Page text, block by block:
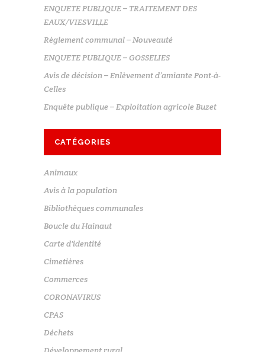
ENQUETE PUBLIQUE – TRAITEMENT DES
EAUX/VIESVILLE
Règlement communal – Nouveauté
ENQUETE PUBLIQUE – GOSSELIES
Avis de décision – Enlèvement d’amiante Pont-à-
Celles
Enquête publique – Exploitation agricole Buzet
CATÉGORIES
Animaux
Avis à la population
Bibliothèques communales
Boucle du Hainaut
Carte d'identité
Cimetières
Commerces
CORONAVIRUS
CPAS
Déchets